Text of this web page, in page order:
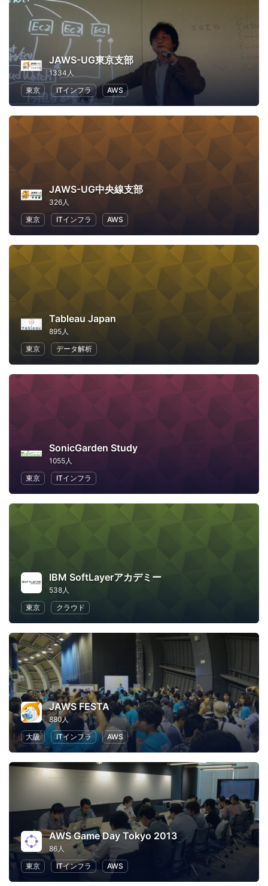
JAWS-UG東京支部
1334人
東京
ITインフラ AWS
JAWS-UG中央線支部
326人
東京
ITインフラ AWS
Tableau Japan
895人
東京
データ解析
SonicGarden Study
1055人
東京
ITインフラ
IBM SoftLayerアカデミー
538人
東京
クラウド
JAWS FESTA
880人
大阪
ITインフラ AWS
AWS Game Day Tokyo 2013
86人
東京
ITインフラ AWS